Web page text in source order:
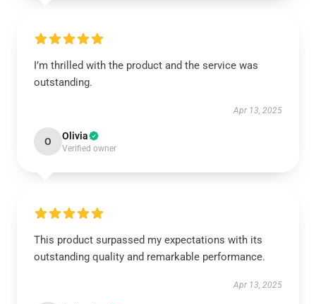
I’m thrilled with the product and the service was
outstanding.
Apr 13, 2025
O Olivia
Verified owner
This product surpassed my expectations with its
outstanding quality and remarkable performance.
Apr 13, 2025